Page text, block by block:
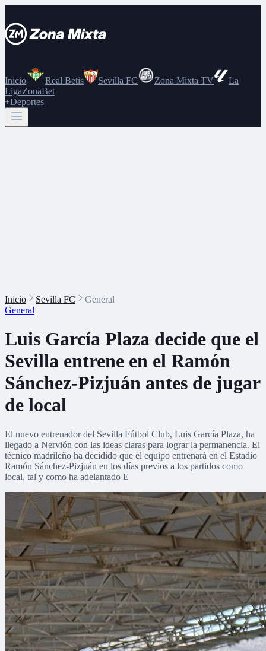
Inicio Real Betis Sevilla FC Zona Mixta TV
La
LigaZonaBet
+Deportes
Inicio Sevilla FC
General
General
Luis García Plaza decide que el
Sevilla entrene en el Ramón
Sánchez-Pizjuán antes de jugar
de local
El nuevo entrenador del Sevilla Fútbol Club, Luis García Plaza, ha
llegado a Nervión con las ideas claras para lograr la permanencia. El
técnico madrileño ha decidido que el equipo entrenará en el Estadio
Ramón Sánchez-Pizjuán en los días previos a los partidos como
local, tal y como ha adelantado E